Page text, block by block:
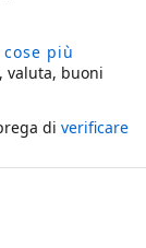
cose più
valuta, buoni
di verificare